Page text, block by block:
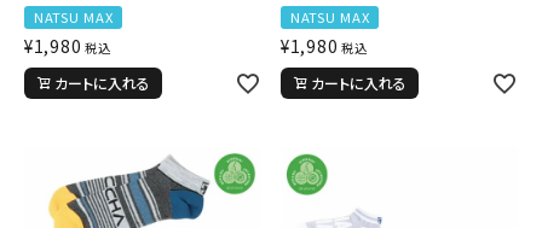
NATSU MAX
¥1,980 税込
カートに入れる
NATSU MAX
¥1,980 税込
カートに入れる